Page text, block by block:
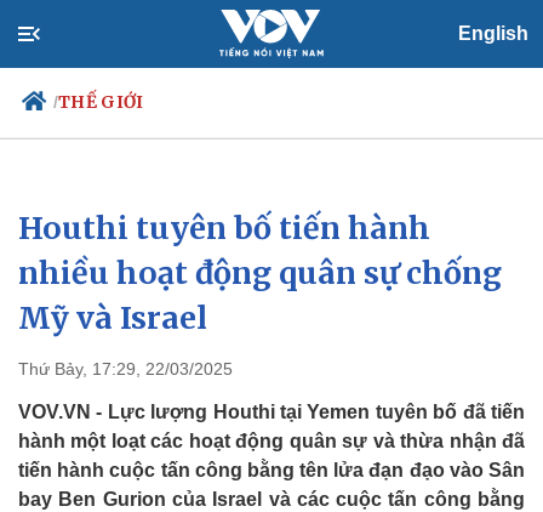
English
/THẾ GIỚI
Chính trị
Đảng
Tổ chức nhân sự
Quốc hội
Nhận diện sự thật
Xã hội
Tin 24h
Dự báo thời tiết
Houthi tuyên bố tiến hành
nhiều hoạt động quân sự chống
Mỹ và Israel
Thứ Bảy, 17:29, 22/03/2025
VOV.VN - Lực lượng Houthi tại Yemen tuyên bố đã tiến
hành một loạt các hoạt động quân sự và thừa nhận đã
tiến hành cuộc tấn công bằng tên lửa đạn đạo vào Sân
bay Ben Gurion của Israel và các cuộc tấn công bằng